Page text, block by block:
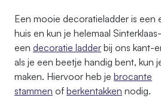
Een mooie decoratieladder is een
huis en kun je helemaal
een decoratie ladder bij ons kant-
als je een beetje handig bent, kun
maken. Hiervoor heb je brocante
stammen of berkentakken nodig.